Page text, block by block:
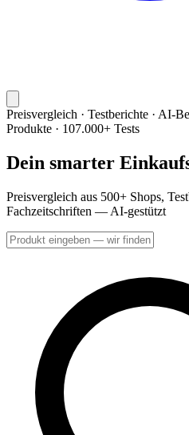
Preisvergleich · Testberichte · AI-
Produkte · 107.000+ Tests
Dein smarter
Preisvergleich aus 500+ Shops,
Fachzeitschriften — AI-gestützt